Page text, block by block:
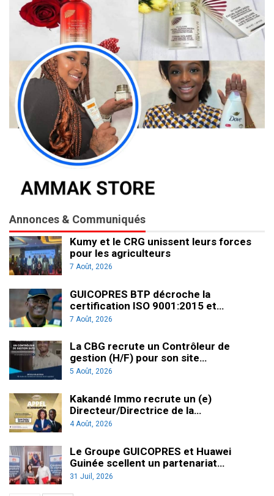
Annonces & Communiqués
Kumy et le CRG unissent leurs forces
pour les agriculteurs
7 Août, 2026
GUICOPRES BTP décroche la
certification ISO 9001:2015 et…
7 Août, 2026
La CBG recrute un Contrôleur de
gestion (H/F) pour son site…
5 Août, 2026
Kakandé Immo recrute un (e)
Directeur/Directrice de la…
4 Août, 2026
Le Groupe GUICOPRES et Huawei
Guinée scellent un partenariat…
31 Juil, 2026